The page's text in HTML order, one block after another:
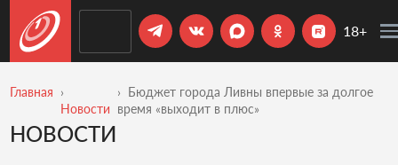
18+
Главная
Новости
Бюджет города Ливны впервые за долгое
время «выходит в плюс»
НОВОСТИ